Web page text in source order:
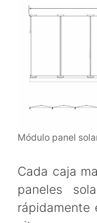
Módulo panel
Cada caja
paneles
rápidamente